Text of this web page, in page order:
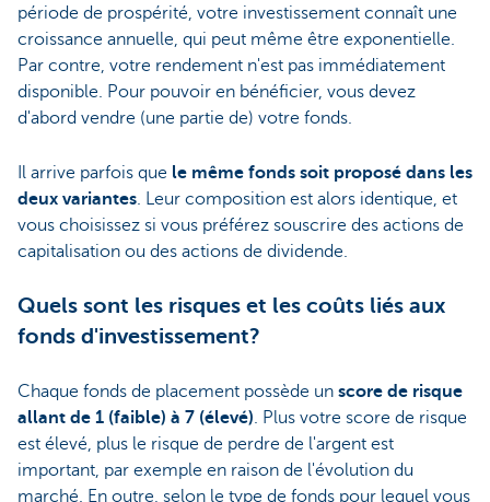
période de prospérité, votre investissement connaît une
croissance annuelle, qui peut même être exponentielle.
Par contre, votre rendement n'est pas immédiatement
disponible. Pour pouvoir en bénéficier, vous devez
d'abord vendre (une partie de) votre fonds.
Il arrive parfois que le même fonds soit proposé dans les
deux variantes. Leur composition est alors identique, et
vous choisissez si vous préférez souscrire des actions de
capitalisation ou des actions de dividende.
Quels sont les risques et les coûts liés aux
fonds d'investissement?
Chaque fonds de placement possède un score de risque
allant de 1 (faible) à 7 (élevé). Plus votre score de risque
est élevé, plus le risque de perdre de l'argent est
important, par exemple en raison de l'évolution du
marché. En outre, selon le type de fonds pour lequel vous